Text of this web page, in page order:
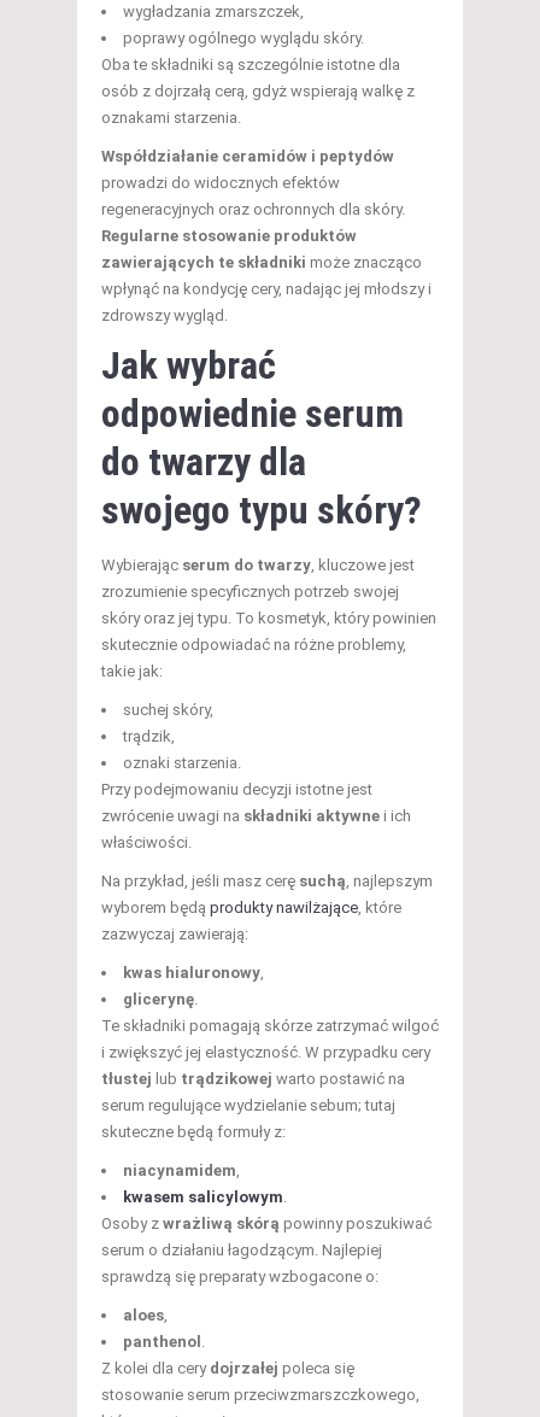
wygładzania zmarszczek,
poprawy ogólnego wyglądu skóry.
Oba te składniki są szczególnie istotne dla
osób z dojrzałą cerą, gdyż wspierają walkę z
oznakami starzenia.
Współdziałanie ceramidów i peptydów
prowadzi do widocznych efektów
regeneracyjnych oraz ochronnych dla skóry.
Regularne stosowanie produktów
zawierających te składniki może znacząco
wpłynąć na kondycję cery, nadając jej młodszy i
zdrowszy wygląd.
Jak wybrać
odpowiednie serum
do twarzy dla
swojego typu skóry?
Wybierając serum do twarzy , kluczowe jest
zrozumienie specyficznych potrzeb swojej
skóry oraz jej typu. To kosmetyk, który powinien
skutecznie odpowiadać na różne problemy,
takie jak:
suchej skóry,
trądzik,
oznaki starzenia.
Przy podejmowaniu decyzji istotne jest
zwrócenie uwagi na składniki aktywne i ich
właściwości.
Na przykład, jeśli masz cerę suchą , najlepszym
wyborem będą produkty nawilżające , które
zazwyczaj zawierają:
kwas hialuronowy
glicerynę
Te składniki pomagają skórze zatrzymać wilgoć
i zwiększyć jej elastyczność. W przypadku cery
tłustej lub trądzikowej warto postawić na
serum regulujące wydzielanie sebum; tutaj
skuteczne będą formuły z:
niacynamidem
kwasem salicylowym
Osoby z wrażliwą skórą powinny poszukiwać
serum o działaniu łagodzącym. Najlepiej
sprawdzą się preparaty wzbogacone o:
aloes
panthenol
Z kolei dla cery dojrzałej poleca się
stosowanie serum przeciwzmarszczkowego,